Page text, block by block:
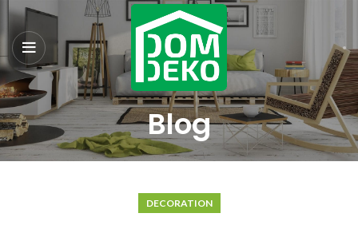
Blog
DECORATION